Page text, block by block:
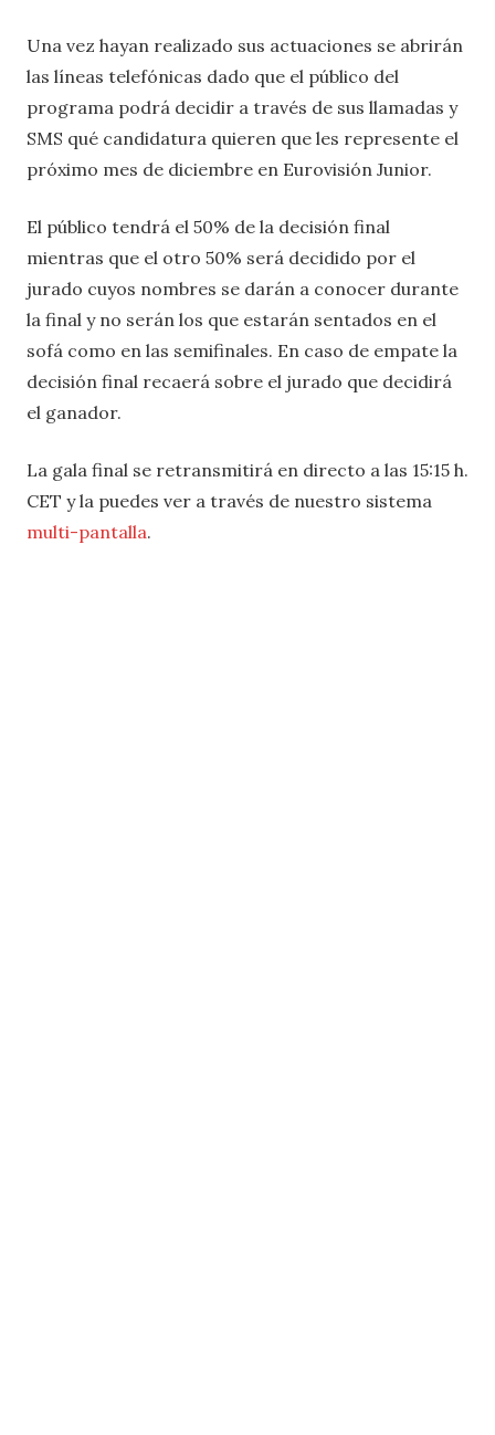
Una vez hayan realizado sus actuaciones se abrirán
las líneas telefónicas dado que el público del
programa podrá decidir a través de sus llamadas y
SMS qué candidatura quieren que les represente el
próximo mes de diciembre en Eurovisión Junior.
El público tendrá el 50% de la decisión final
mientras que el otro 50% será decidido por el
jurado cuyos nombres se darán a conocer durante
la final y no serán los que estarán sentados en el
sofá como en las semifinales. En caso de empate la
decisión final recaerá sobre el jurado que decidirá
el ganador.
La gala final se retransmitirá en directo a las 15:15 h.
CET y la puedes ver a través de nuestro sistema
multi-pantalla.